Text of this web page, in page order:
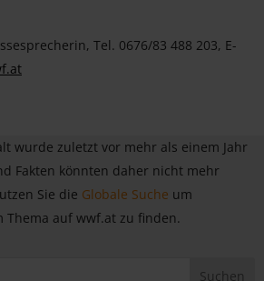
Tel. 0676/83 488 203, E-
wurde zuletzt vor mehr als einem Jahr
Fakten könnten daher nicht mehr
Sie die Globale Suche um
Thema auf wwf.at zu finden.